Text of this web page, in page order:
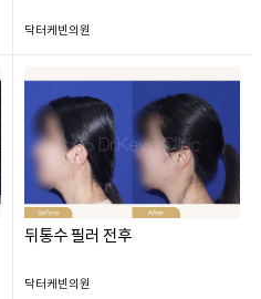
닥터케빈의원
뒤통수 필러 전후
닥터케빈의원